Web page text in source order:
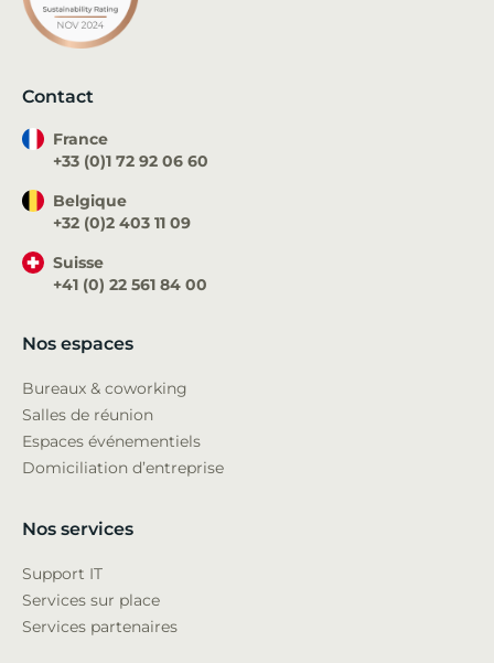
Contact
France
+33 (0)1 72 92 06 60
Belgique
+32 (0)2 403 11 09
Suisse
+41 (0) 22 561 84 00
Nos espaces
Bureaux & coworking
Salles de réunion
Espaces événementiels
Domiciliation d’entreprise
Nos services
Support IT
Services sur place
Services partenaires